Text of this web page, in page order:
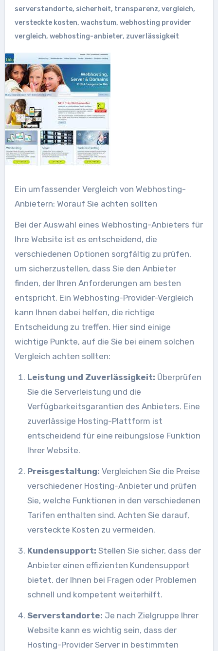
serverstandorte, sicherheit, transparenz, vergleich,
versteckte kosten, wachstum, webhosting provider
vergleich, webhosting-anbieter, zuverlässigkeit
Ein umfassender Vergleich von Webhosting-
Anbietern: Worauf Sie achten sollten
Bei der Auswahl eines Webhosting-Anbieters für
Ihre Website ist es entscheidend, die
verschiedenen Optionen sorgfältig zu prüfen,
um sicherzustellen, dass Sie den Anbieter
finden, der Ihren Anforderungen am besten
entspricht. Ein Webhosting-Provider-Vergleich
kann Ihnen dabei helfen, die richtige
Entscheidung zu treffen. Hier sind einige
wichtige Punkte, auf die Sie bei einem solchen
Vergleich achten sollten:
Leistung und Zuverlässigkeit: Überprüfen
Sie die Serverleistung und die
Verfügbarkeitsgarantien des Anbieters. Eine
zuverlässige Hosting-Plattform ist
entscheidend für eine reibungslose Funktion
Ihrer Website.
Preisgestaltung: Vergleichen Sie die Preise
verschiedener Hosting-Anbieter und prüfen
Sie, welche Funktionen in den verschiedenen
Tarifen enthalten sind. Achten Sie darauf,
versteckte Kosten zu vermeiden.
Kundensupport: Stellen Sie sicher, dass der
Anbieter einen effizienten Kundensupport
bietet, der Ihnen bei Fragen oder Problemen
schnell und kompetent weiterhilft.
Serverstandorte: Je nach Zielgruppe Ihrer
Website kann es wichtig sein, dass der
Hosting-Provider Server in bestimmten